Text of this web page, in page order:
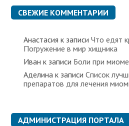
к
и СВЕЖИЕ КОММЕНТАРИИ
Анастасия к записиЧто едят
Погружение в мир хищника
Иван к записи Боли при
Аделина к записиСписок
препаратов для лечения
АДМИНИСТРАЦИЯ ПОРТАЛА